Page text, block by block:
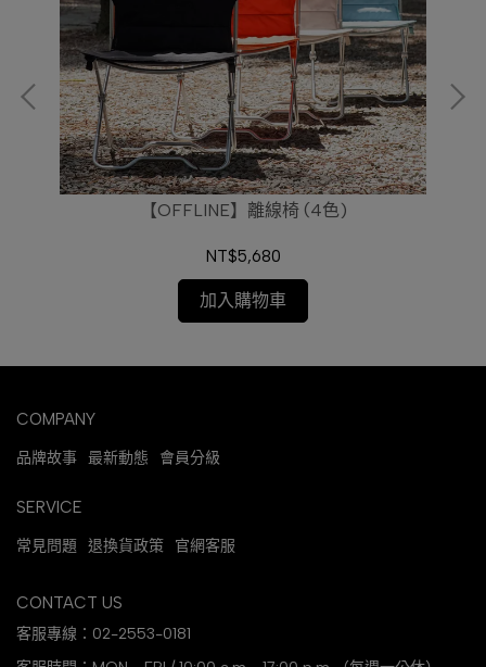
【OFFLINE】離線椅 (4色)
NT$5,680
加入購物車
COMPANY
品牌故事 最新動態 會員分級
SERVICE
常見問題 退換貨政策 官網客服
CONTACT US
客服專線：02-2553-0181